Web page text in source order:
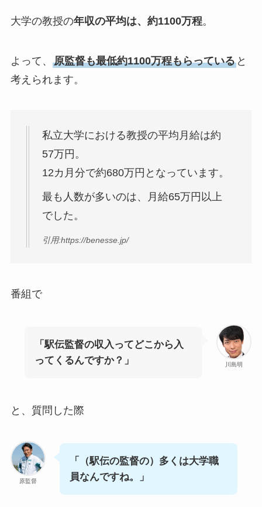
大学の教授の年収の平均は、約1100万程。
よって、 原監督も最低約1100万程もらっていると
考えられます。
私立大学における教授の平均月給は約
57万円。
12カ月分で約680万円となっています。
最も人数が多いのは、月給65万円以上
でした。
引用:https://benesse.jp/
番組で
川島明
「駅伝監督の収入ってどこから入
ってくるんですか？」
と、質問した際
原監督
「（駅伝の監督の）多くは大学職
員なんですね。」